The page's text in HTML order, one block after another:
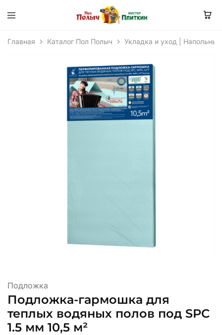
Главная Каталог Пол Полыч Укладка и уход |
Подложка
Подложка-гармошка для
теплых водяных полов под SPC
1.5 мм 10,5 м²